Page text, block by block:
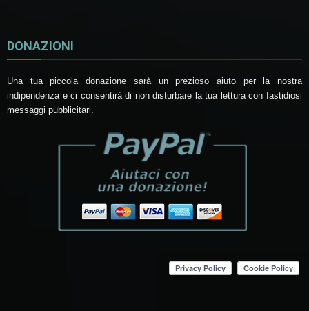
DONAZIONI
Una tua piccola donazione sarà un prezioso aiuto per la nostra
indipendenza e ci consentirà di non disturbare la tua lettura con fastidiosi
messaggi pubblicitari.